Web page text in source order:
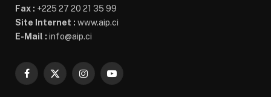
Fax : +225 27 20 21 35 99
Site Internet : www.aip.ci
E-Mail : info@aip.ci
Facebook
X
InstagramYouTube